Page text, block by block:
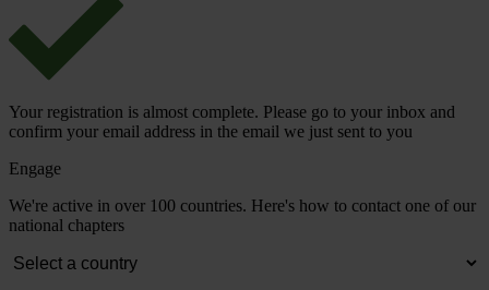
Your registration is almost complete. Please go to your inbox and
confirm your email address in the email we just sent to you
Engage
We're active in over 100 countries. Here's how to contact one of our
national chapters